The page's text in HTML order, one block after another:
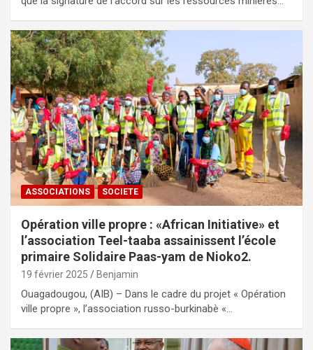
ASSOCIATIONS SOCIETE
Opération ville propre : «African Initiative» et
l’association Teel-taaba assainissent l’école
primaire Solidaire Paas-yam de Nioko2.
19 février 2025 Benjamin
Ouagadougou, (AIB) – Dans le cadre du projet « Opération
ville propre », l’association russo-burkinabè «…